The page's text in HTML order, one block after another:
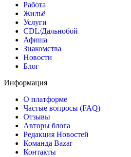
Работа
Жильё
Услуги
CDL/Дальнобой
Афиша
Знакомства
Новости
Блог
Информация
О платформе
Частые вопросы (FAQ)
Отзывы
Авторы блога
Редакция Новостей
Команда Bazar
Контакты